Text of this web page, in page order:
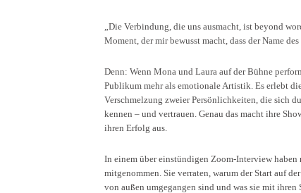
„Die Verbindung, die uns ausmacht, ist beyond
Moment, der mir bewusst macht, dass der Name des
Denn: Wenn Mona und Laura auf der Bühne
Publikum mehr als emotionale Artistik. Es erlebt
Verschmelzung zweier Persönlichkeiten, die sich
kennen – und vertrauen. Genau das macht ihre
ihren Erfolg aus.
In einem über einstündigen Zoom-Interview
mitgenommen. Sie verraten, warum der Start auf der
von außen umgegangen sind und was sie mit ihren